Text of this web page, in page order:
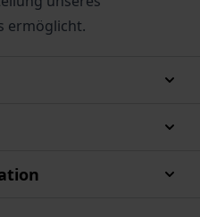
ermöglicht.